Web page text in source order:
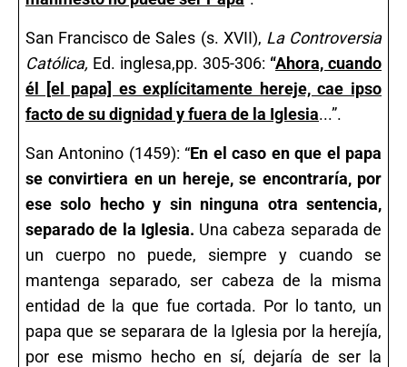
San Francisco de Sales (s. XVII), La Controversia
Católica, Ed. inglesa,pp. 305-306: “Ahora, cuando
él [el papa] es explícitamente hereje, cae ipso
facto de su dignidad y fuera de la Iglesia...”.
San Antonino (1459): “En el caso en que el papa
se convirtiera en un hereje, se encontraría, por
ese solo hecho y sin ninguna otra sentencia,
separado de la Iglesia. Una cabeza separada de
un cuerpo no puede, siempre y cuando se
mantenga separado, ser cabeza de la misma
entidad de la que fue cortada. Por lo tanto, un
papa que se separara de la Iglesia por la herejía,
por ese mismo hecho en sí, dejaría de ser la